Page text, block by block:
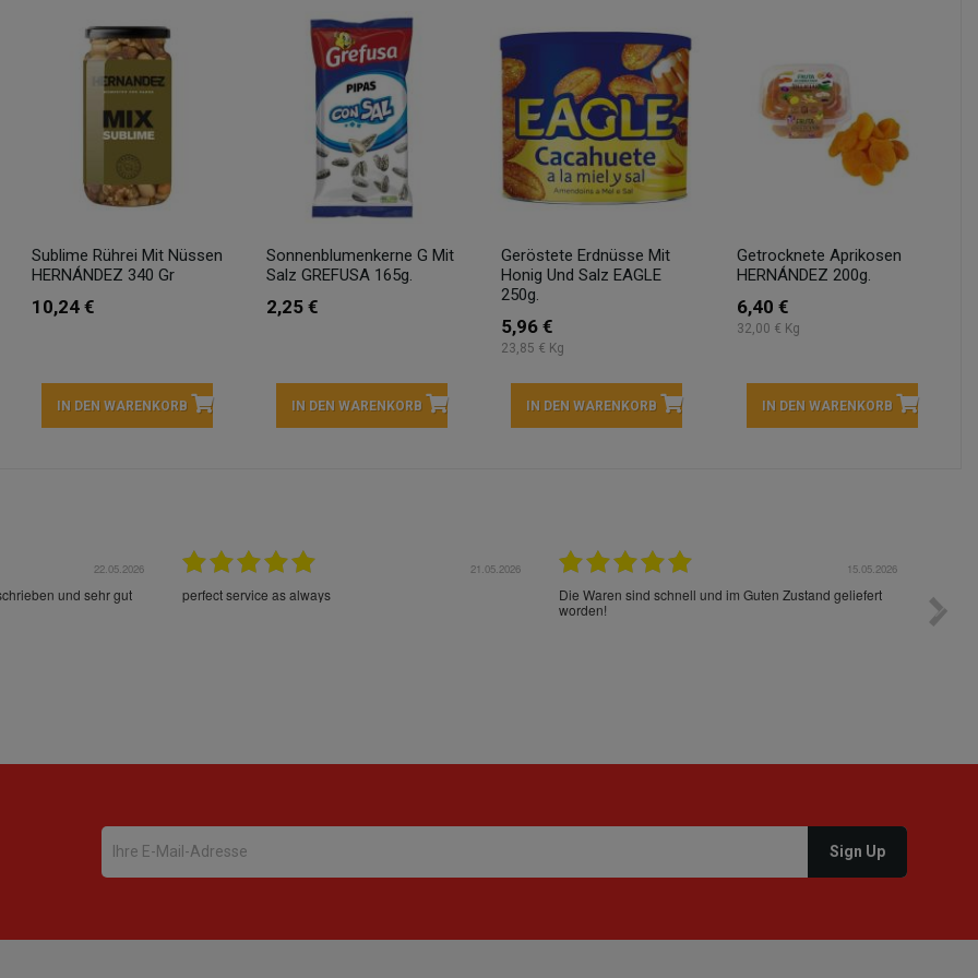
Sublime Rührei Mit Nüssen
HERNÁNDEZ 340 Gr
10,24 €
IN DEN WARENKORB
Sonnenblumenkerne G Mit
Salz GREFUSA 165g.
2,25 €
IN DEN WARENKORB
Geröstete Erdnüsse Mit
Honig Und Salz EAGLE
250g.
5,96 €
23,85 € Kg
IN DEN WARENKORB
Getrocknete Aprikosen
HERNÁNDEZ 200g.
6,40 €
32,00 € Kg
IN DEN WARENKORB
22.05.2026
und sehr gut
21.05.2026
perfect service as always
15.05.2026
Die Waren sind schnell und im Guten Zustand geliefert
worden!